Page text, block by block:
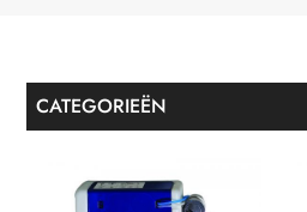
CATEGORIEËN